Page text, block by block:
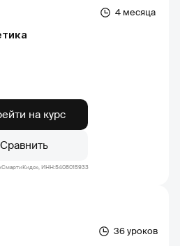
4 месяца
на курс
Сравнить
ИНН:5408015933
36 уроков